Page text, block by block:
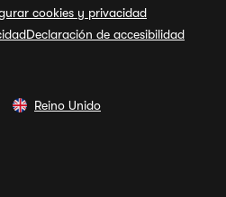
cookies y privacidad
Declaración de accesibilidad
Reino Unido